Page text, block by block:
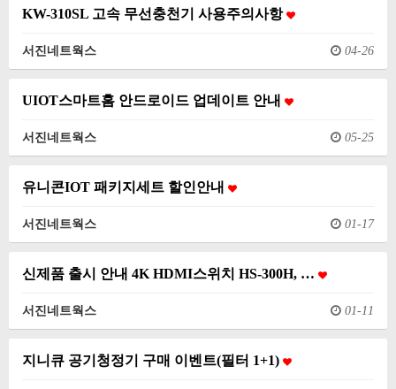
KW-310SL 고속 무선충천기 사용주의사항
서진네트웍스 04-26
UIOT스마트홈 안드로이드 업데이트 안내
서진네트웍스 05-25
유니콘IOT 패키지세트 할인안내
서진네트웍스 01-17
신제품 출시 안내 4K HDMI스위치 HS-300H, …
서진네트웍스 01-11
지니큐 공기청정기 구매 이벤트(필터 1+1)